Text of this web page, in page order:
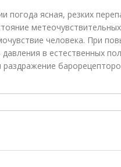
ясная, резких
человека. При
в естественных
раздражение